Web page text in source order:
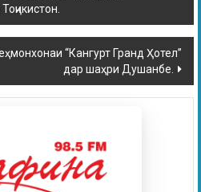
“Кангурт Гранд Ҳотел”
дар шаҳри Душанбе.